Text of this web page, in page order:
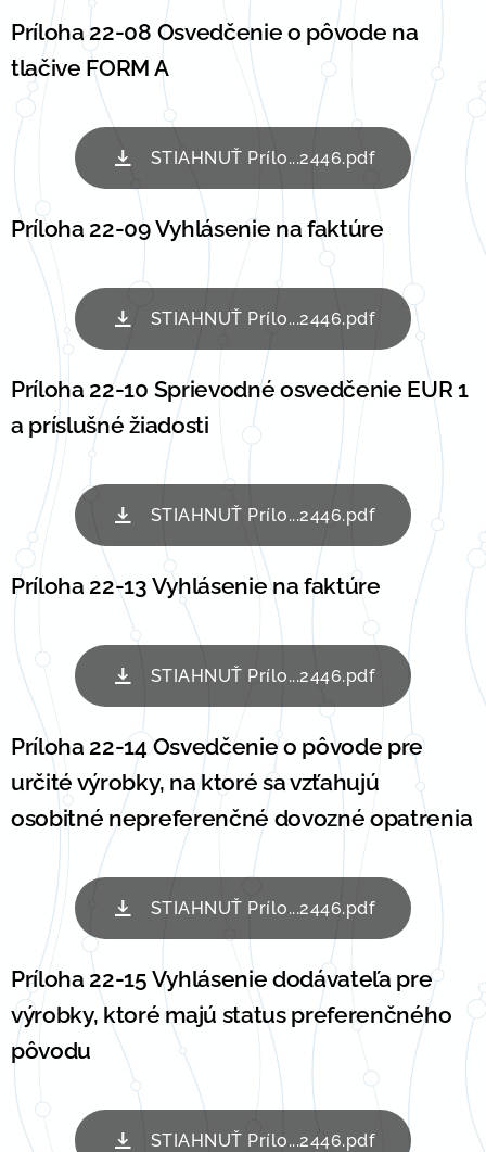
Príloha 22-08 Osvedčenie o pôvode na
tlačive FORM A
STIAHNUŤ Prílo...2446.pdf
Príloha 22-09 Vyhlásenie na faktúre
STIAHNUŤ Prílo...2446.pdf
Príloha 22-10 Sprievodné osvedčenie EUR 1
a príslušné žiadosti
STIAHNUŤ Prílo...2446.pdf
Príloha 22-13 Vyhlásenie na faktúre
STIAHNUŤ Prílo...2446.pdf
Príloha 22-14 Osvedčenie o pôvode pre
určité výrobky, na ktoré sa vzťahujú
osobitné nepreferenčné dovozné opatrenia
STIAHNUŤ Prílo...2446.pdf
Príloha 22-15 Vyhlásenie dodávateľa pre
výrobky, ktoré majú status preferenčného
pôvodu
STIAHNUŤ Prílo...2446.pdf